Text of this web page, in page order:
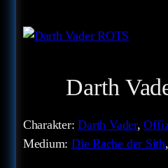
Darth
Charakter:Darth Vader,
Medium: Die Rache der Sith,